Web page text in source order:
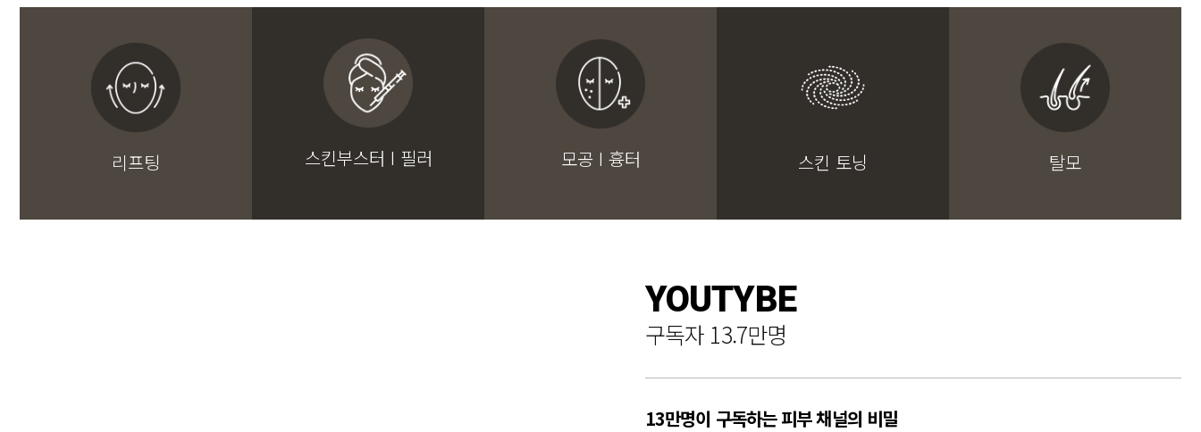
리프팅 스킨부스터 I 필러 모공 I 흉터 스킨 토닝 탈모
YOUTYBE
구독자 13.7만명
13만명이 구독하는 피부 채널의 비밀